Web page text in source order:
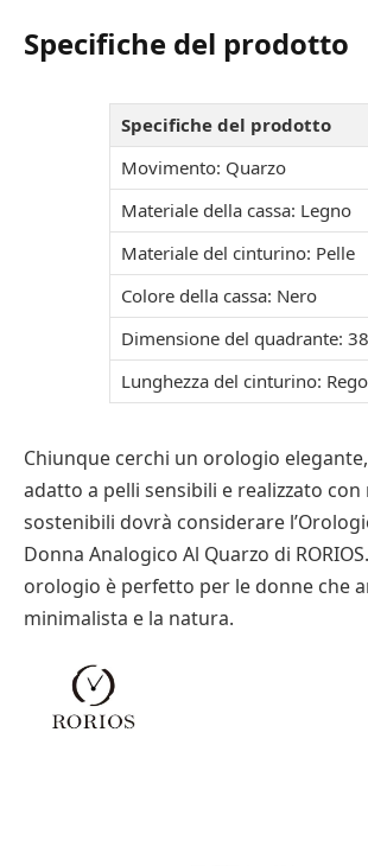
Specifiche del prodotto
Specifiche del prodotto
Movimento: Quarzo
Materiale della cassa: Legno
Materiale del cinturino: Pelle
Colore della cassa: Nero
Dimensione del quadrante:
Lunghezza del cinturino:
Chiunque cerchi un orologio
adatto a pelli sensibili e realizzato
sostenibili dovrà considerare
Donna Analogico Al Quarzo di
orologio è perfetto per le donne che
minimalista e la natura.